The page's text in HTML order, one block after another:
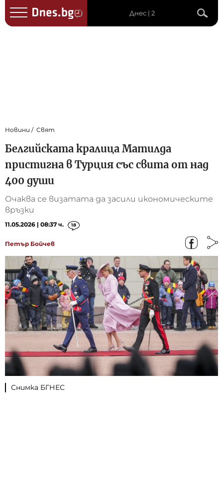
Днес | 2
Новини Свят
Белгийската кралица Матилда
пристигна в Турция със свита от над
400 души
Очаква се визатата да засили икономическите
връзки
11.05.2026 | 08:37 ч. 18
Петър Бойчев
Снимка БГНЕС